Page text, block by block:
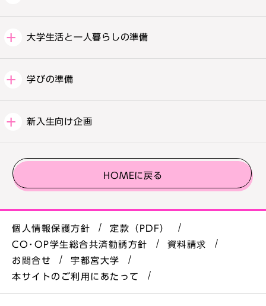
大学生活と一人暮らしの準備
学びの準備
新入生向け企画
HOMEに戻る
個人情報保護方針
定款（PDF）
CO･OP学生総合共済勧誘方針
資料請求
お問合せ
宇都宮大学
本サイトのご利用にあたって